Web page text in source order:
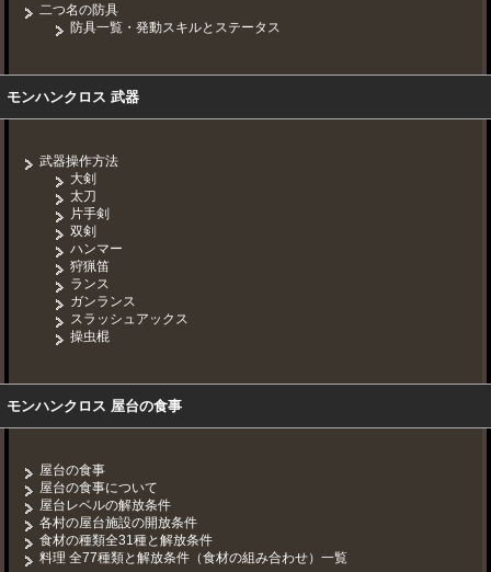
二つ名の防具
防具一覧・発動スキルとステータス
モンハンクロス 武器
武器操作方法
大剣
太刀
片手剣
双剣
ハンマー
狩猟笛
ランス
ガンランス
スラッシュアックス
操虫棍
モンハンクロス 屋台の食事
屋台の食事
屋台の食事について
屋台レベルの解放条件
各村の屋台施設の開放条件
食材の種類全31種と解放条件
料理 全77種類と解放条件（食材の組み合わせ）一覧